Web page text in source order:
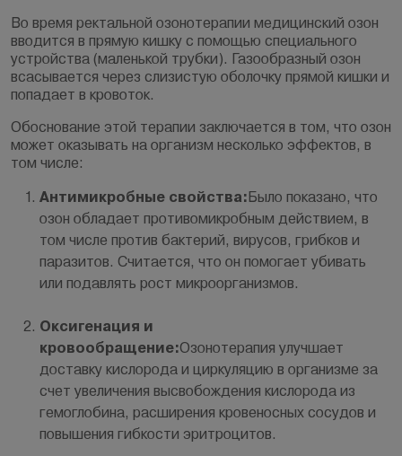
Во время ректальной озонотерапии медицинский озон
вводится в прямую кишку с помощью специального
устройства (маленькой трубки). Газообразный озон
всасывается через слизистую оболочку прямой кишки и
попадает в кровоток.
Обоснование этой терапии заключается в том, что озон
может оказывать на организм несколько эффектов, в
том числе:
Антимикробные свойства:Было показано, что
озон обладает противомикробным действием, в
том числе против бактерий, вирусов, грибков и
паразитов. Считается, что он помогает убивать
или подавлять рост микроорганизмов.
Оксигенация и
кровообращение:Озонотерапия улучшает
доставку кислорода и циркуляцию в организме за
счет увеличения высвобождения кислорода из
гемоглобина, расширения кровеносных сосудов и
повышения гибкости эритроцитов.